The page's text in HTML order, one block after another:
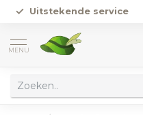
Uitstekende service
MENU